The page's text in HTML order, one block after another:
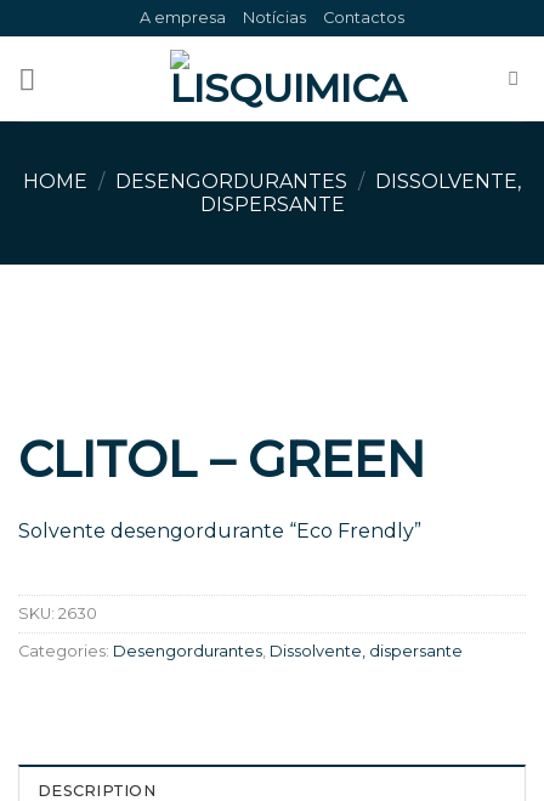
to
content
A empresa Notícias Contactos
HOME / DESENGORDURANTES / DISSOLVENTE,
DISPERSANTE
CLITOL – GREEN
Solvente desengordurante “Eco Frendly”
SKU: 2630
Categories: Desengordurantes, Dissolvente, dispersante
DESCRIPTION